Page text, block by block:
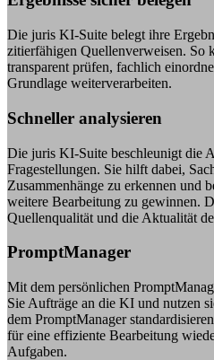
Die juris KI-Suite belegt ihre
zitierfähigen Quellenverweisen. So
transparent prüfen, fachlich
Grundlage weiterverarbeiten.
Schneller analysieren
Die juris KI-Suite beschleunigt die
Fragestellungen. Sie hilft dabei,
Zusammenhänge zu erkennen und
weitere Bearbeitung zu gewinnen.
Quellenqualität und die Aktualität
PromptManager
Mit dem persönlichen
Sie Aufträge an die KI und nutzen
dem PromptManager
für eine effiziente Bearbeitung
Aufgaben.